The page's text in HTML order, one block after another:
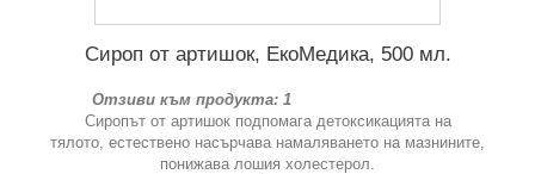
Сироп от артишок, ЕкоМедика, 500 мл.
Отзиви към продукта: 1
Сиропът от артишок подпомага детоксикацията на
тялото, естествено насърчава намаляването на мазнините,
понижава лошия холестерол.